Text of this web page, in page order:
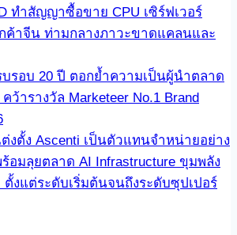
ทำสัญญาซื้อขาย CPU เซิร์ฟเวอร์
ค้าจีน ท่ามกลางภาวะขาดแคลนและ
บรอบ 20 ปี ตอกย้ำความเป็นผู้นำตลาด
ว้ารางวัล Marketeer No.1 Brand
ต่งตั้ง Ascenti เป็นตัวแทนจำหน่ายอย่าง
อมลุยตลาด AI Infrastructure ขุมพลัง
ตั้งแต่ระดับเริ่มต้นจนถึงระดับซุปเปอร์